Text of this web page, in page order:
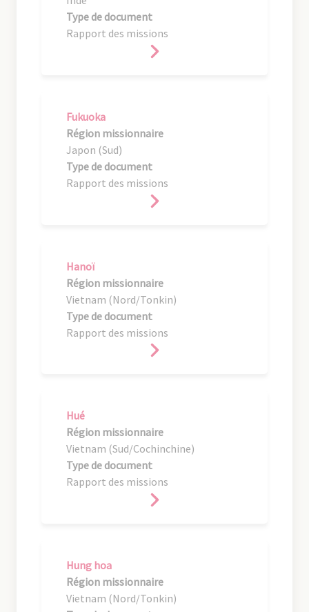
Type de document
Rapport des missions
Fukuoka
Région missionnaire
Japon (Sud)
Type de document
Rapport des missions
Hanoï
Région missionnaire
Vietnam (Nord/Tonkin)
Type de document
Rapport des missions
Hué
Région missionnaire
Vietnam (Sud/Cochinchine)
Type de document
Rapport des missions
Hung hoa
Région missionnaire
Vietnam (Nord/Tonkin)